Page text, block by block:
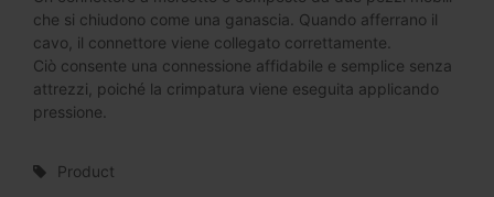
che si chiudono come una ganascia. Quando afferrano il
cavo, il connettore viene collegato correttamente.
Ciò consente una connessione affidabile e semplice senza
attrezzi, poiché la crimpatura viene eseguita applicando
pressione.
Product